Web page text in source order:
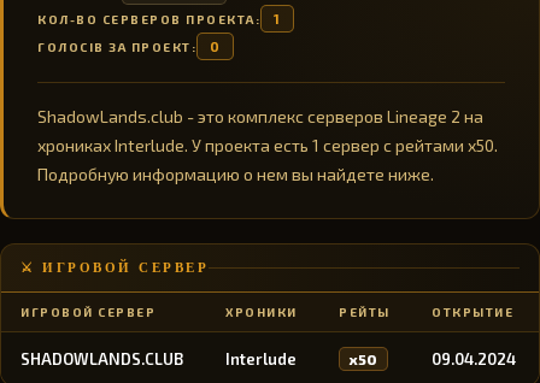
КОЛ-ВО СЕРВЕРОВ ПРОЕКТА: 1
ГОЛОСІВ ЗА ПРОЕКТ: 0
ShadowLands.club - это комплекс серверов Lineage 2 на
хрониках Interlude. У проекта есть 1 сервер с рейтами x50.
Подробную информацию о нем вы найдете ниже.
⚔️ ИГРОВОЙ СЕРВЕР
ИГРОВОЙ СЕРВЕР ХРОНИКИ РЕЙТЫ ОТКРЫТИЕ
SHADOWLANDS.CLUB Interlude x50 09.04.2024